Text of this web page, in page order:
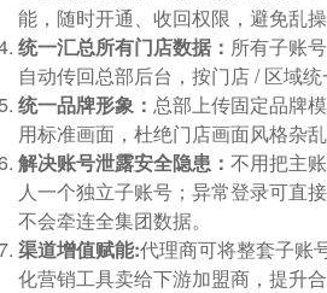
能，随时开通、收回权限，避免乱操
统一汇总所有门店数据： 所有子账
自动传回总部后台，按门店 / 区域统
统一品牌形象： 总部上传固定品牌
用标准画面，杜绝门店画面风格杂乱
解决账号泄露安全隐患： 不用把主
人一个独立子账号；异常登录可直
不会牵连全集团数据。
渠道增值赋能:代理商可将整套子账
化营销工具卖给下游加盟商，提升合